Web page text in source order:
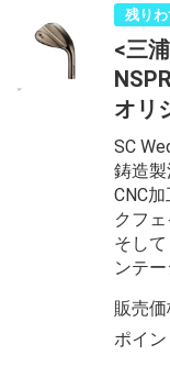
残り
<三
オリ
SC
鋳造製
CNC
クフ
そし
ンテ
販売価
ポイン